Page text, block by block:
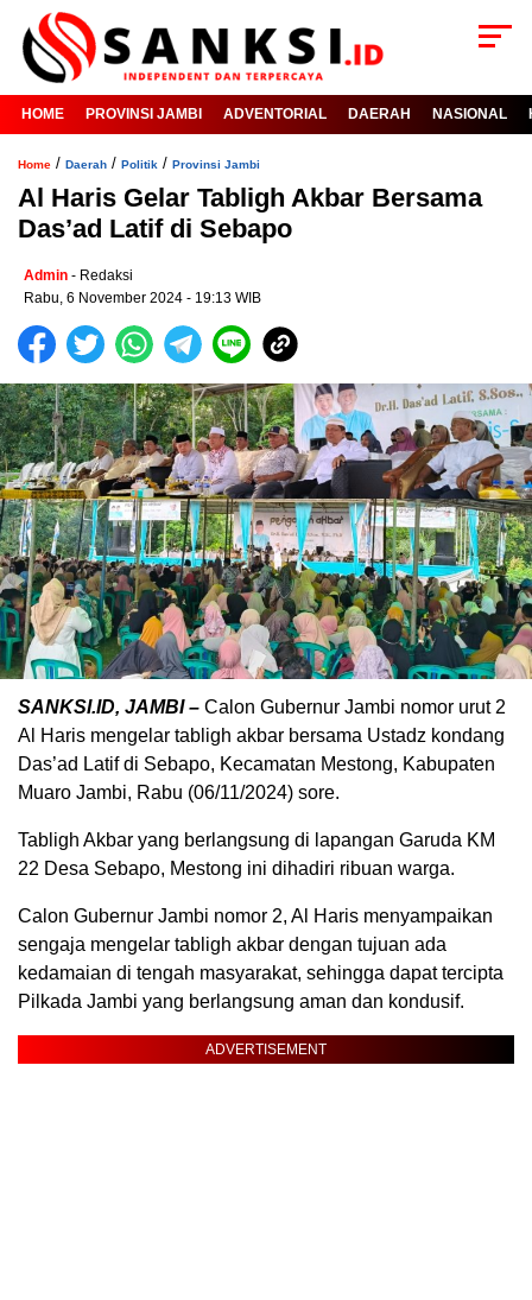
HOME PROVINSI JAMBI ADVENTORIAL DAERAH NASIONAL
Home / Daerah / Politik / Provinsi Jambi
Al Haris Gelar Tabligh Akbar Bersama
Das’ad Latif di Sebapo
Admin - Redaksi
Rabu, 6 November 2024 - 19:13 WIB
SANKSI.ID, JAMBI – Calon Gubernur Jambi nomor urut 2
Al Haris mengelar tabligh akbar bersama Ustadz kondang
Das’ad Latif di Sebapo, Kecamatan Mestong, Kabupaten
Muaro Jambi, Rabu (06/11/2024) sore.
Tabligh Akbar yang berlangsung di lapangan Garuda KM
22 Desa Sebapo, Mestong ini dihadiri ribuan warga.
Calon Gubernur Jambi nomor 2, Al Haris menyampaikan
sengaja mengelar tabligh akbar dengan tujuan ada
kedamaian di tengah masyarakat, sehingga dapat tercipta
Pilkada Jambi yang berlangsung aman dan kondusif.
ADVERTISEMENT